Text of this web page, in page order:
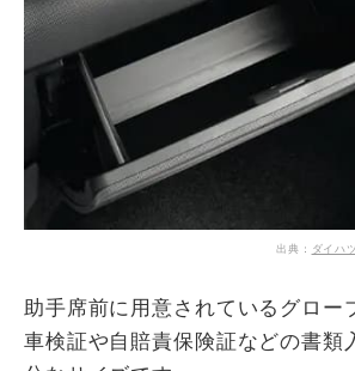
出典： ダイハ
助手席前に用意されているグロー
車検証や自賠責保険証などの書類